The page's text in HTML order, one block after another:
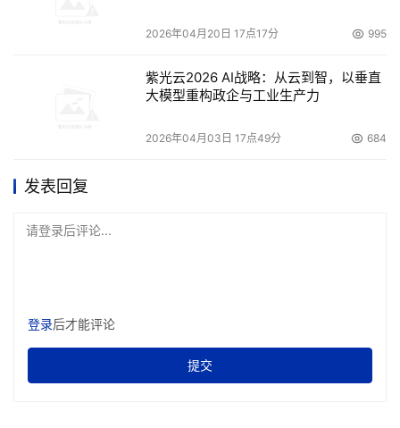
2026年04月20日 17点17分 995
紫光云2026 AI战略：从云到智，以垂直
大模型重构政企与工业生产力
2026年04月03日 17点49分 684
发表回复
请登录后评论...
登录后才能评论
提交